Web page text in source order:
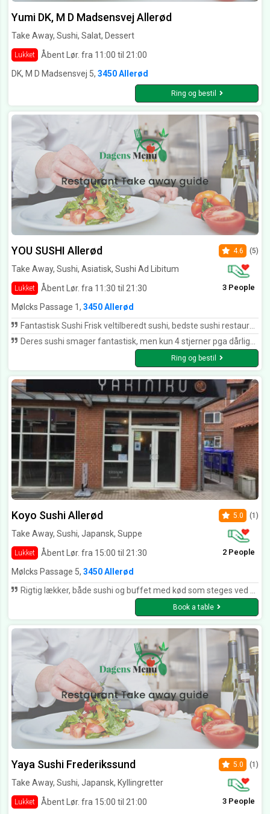
Yumi DK, M D Madsensvej Allerød
Take Away, Sushi, Salat, Dessert
Lukket
Åbent Lør. fra 11:00 til 21:00
DK, M D Madsensvej 5, 3450 Allerød
Ring og bestil
YOU SUSHI Allerød
Take Away, Sushi, Asiatisk, Sushi Ad Libitum
Lukket Åbent Lør. fra 11:30 til 21:30
4.6 (5)
3 People
Mølcks Passage 1, 3450 Allerød
Fantastisk Sushi Frisk veltilberedt sushi, bedste sushi restaurant vi har besøgt, Kan varmt anbefales ⭐️⭐️⭐️⭐️⭐️⭐️⭐️⭐️⭐️⭐️
Deres sushi smager fantastisk, men kun 4 stjerner pga dårlig= ingen betjening ifm egen bærepose, hvor han blot stillede frem istedet for direkte ned i posen, som ville have taget samme tid for ham, og meget nemmere for mig. Mangler lige den helt personlige betjening, hvor man lige mærker personen bag.
Ring og bestil
Koyo Sushi Allerød
Take Away, Sushi, Japansk, Suppe
Lukket Åbent Lør. fra 15:00 til 21:30
5.0 (1)
2 People
Mølcks Passage 5, 3450 Allerød
Rigtig lækker, både sushi og buffet med kød som steges ved bordet. Betjeningen er super og der er en rigtig god stemning.
Book a table
Yaya Sushi Frederikssund
Take Away, Sushi, Japansk, Kyllingretter
Lukket Åbent Lør. fra 15:00 til 21:00
5.0 (1)
3 People